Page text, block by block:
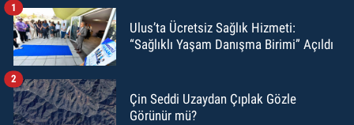
Ulus’ta Ücretsiz Sağlık Hizmeti:
“Sağlıklı Yaşam Danışma Birimi” Açıldı
1
Çin Seddi Uzaydan Çıplak Gözle
Görünür mü?
2